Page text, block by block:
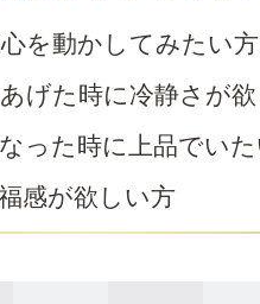
を動かしてみたい方
げた時に冷静さが
った時に上品でい
感が欲しい方